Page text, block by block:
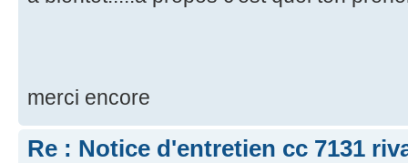
merci encore
Re : Notice d'entretien cc 7131